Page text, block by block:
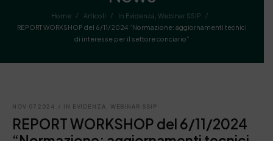
Home / Articoli / In Evidenza Webinar SSIP
/
REPORT WORKSHOP del 6/11/2024 “Normazione: aggiornamenti tecnici
di interesse per il settore conciario”
NOV 07 2024 / IN EVIDENZA, WEBINAR SSIP
REPORT WORKSHOP del 6/11/2024